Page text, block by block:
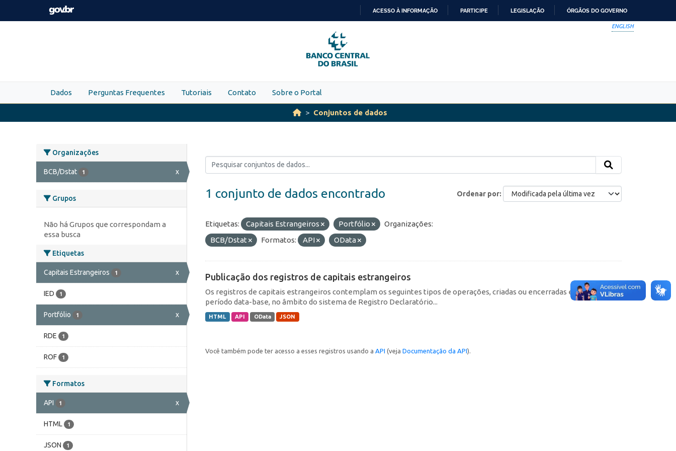
Skip to main content
PARA
O
CONTEÚDO
ACESSO À INFORMAÇÃO PARTICIPE LEGISLAÇÃO ÓRGÃOS DO GOVERNO
ENGLISH
Dados Perguntas Frequentes Tutoriais Contato Sobre o Portal
Conjuntos de dados
Organizações
BCB/Dstat 1 x
Grupos
Não há Grupos que correspondam a
essa busca
Etiquetas
Capitais Estrangeiros 1 x
IED 1
Portfólio 1 x
RDE 1
ROF 1
Formatos
API 1 x
HTML 1
JSON 1
Ordenar por
1 conjunto de dados encontrado
Etiquetas: Capitais Estrangeiros Portfólio
Organizações:
BCB/Dstat
Formatos: API OData
Publicação dos registros de capitais estrangeiros
Os registros de capitais estrangeiros contemplam os seguintes tipos de operações, criadas ou encerradas em cada
período data-base, no âmbito do sistema de Registro Declaratório...
HTML API OData JSON
Você também pode ter acesso a esses registros usando a API (veja Documentação da API).